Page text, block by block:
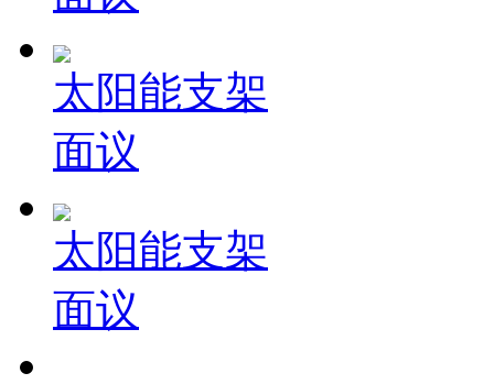
太阳能支架
面议
太阳能支架
面议